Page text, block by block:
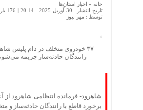
خانه » اخبار استان‌ها
تاریخ انتشار : 30 آوریل 2025 - 20:14 |
176 بازدید
توسط : مهر نیوز
۳۷ خودروی متخلف در دام پلیس
رانندگان حادثه‌ساز جریمه
شاهرود- فرمانده انتظامی شاهرود از
برخورد قاطع با رانندگان حادثه‌ساز و